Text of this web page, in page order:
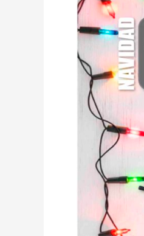
Ferrcash
Navidad
2020